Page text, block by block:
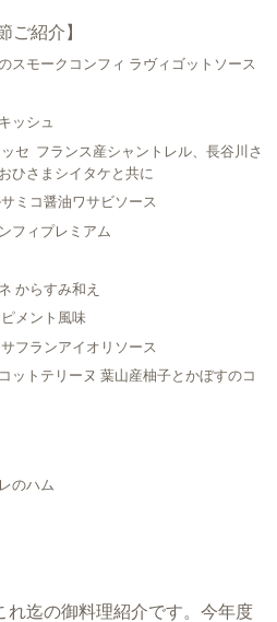
ご紹介】
スモークコンフィ ラヴィゴットソース
ッシュ
セ フランス産シャントレル、長谷川さ
ひさまシイタケと共に
ミコ醤油ワサビソース
ィプレミアム
からすみ和え
メント風味
フランアイオリソース
ットテリーヌ 葉山産柚子とかぼすのコ
のハム
迄の御料理紹介です。今年度